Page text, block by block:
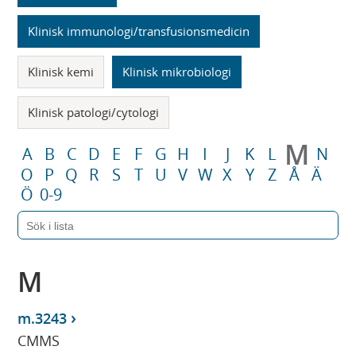
Klinisk immunologi/transfusionsmedicin
Klinisk kemi Klinisk mikrobiologi
Klinisk patologi/cytologi
A B C D E F G H I J K L M N
O
P Q R S T U V W X Y Z Å Ä
Ö 0-9
M
m.3243
CMMS